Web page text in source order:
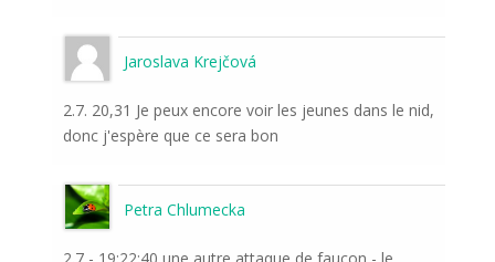
Jaroslava Krejčová
2.7. 20,31 Je peux encore voir les jeunes dans le nid,
donc j'espère que ce sera bon
Petra Chlumecka